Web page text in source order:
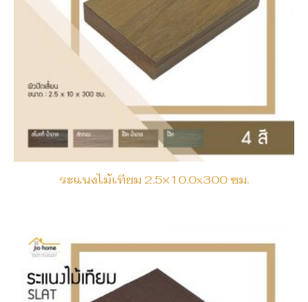
ระแนงไม้เทียม 2.5×10.0x300 ซม.